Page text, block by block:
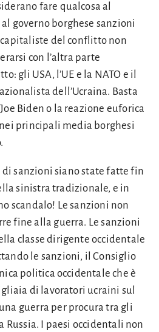
fare qualcosa al
governo borghese sanzioni
del conflitto non
con l’altra parte
gli USA, l’UE e la NATO e il
dell’Ucraina. Basta
Biden o la reazione euforica
principali media borghesi
sanzioni siano state fatte fin
sinistra tradizionale, e in
scandalo! Le sanzioni non
fine alla guerra. Le sanzioni
classe dirigente occidentale
le sanzioni, il Consiglio
politica occidentale che è
di lavoratori ucraini sul
guerra per procura tra gli
Russia. I paesi occidentali non